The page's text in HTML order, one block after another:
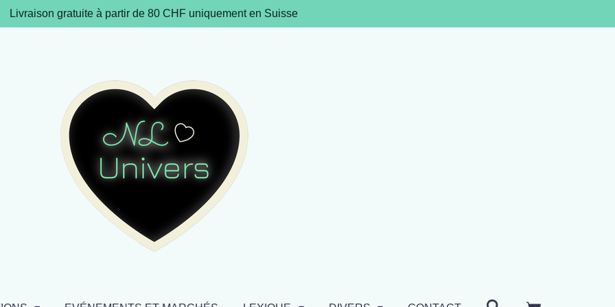
Livraison gratuite à partir de 80 CHF uniquement en Suisse